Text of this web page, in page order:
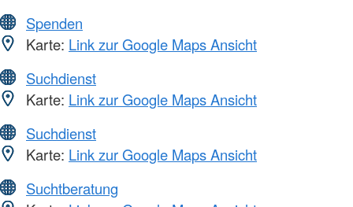
Spenden
Karte: Link zur Google Maps Ansicht
Suchdienst
Karte: Link zur Google Maps Ansicht
Suchdienst
Karte: Link zur Google Maps Ansicht
Suchtberatung